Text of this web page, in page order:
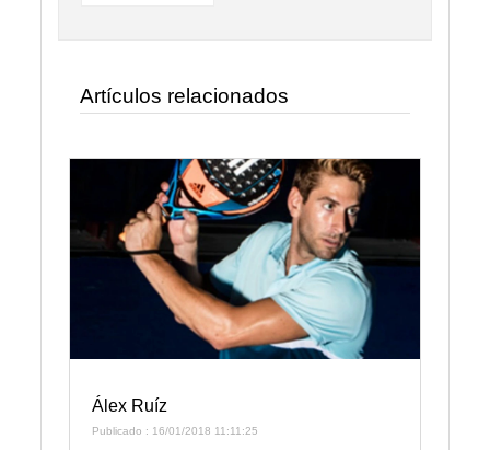
Artículos relacionados
Álex Ruíz
Publicado : 16/01/2018 11:11:25